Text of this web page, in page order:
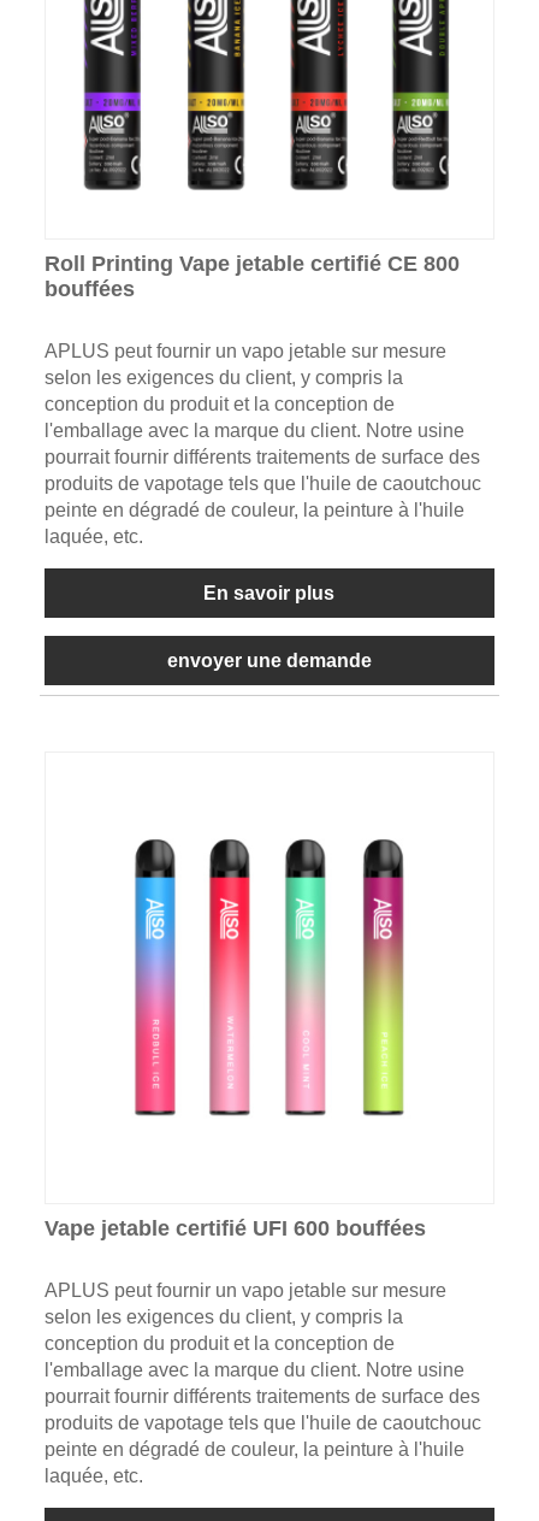
Roll Printing Vape jetable certifié CE 800
bouffées
APLUS peut fournir un vapo jetable sur mesure
selon les exigences du client, y compris la
conception du produit et la conception de
l'emballage avec la marque du client. Notre usine
pourrait fournir différents traitements de surface des
produits de vapotage tels que l'huile de caoutchouc
peinte en dégradé de couleur, la peinture à l'huile
laquée, etc.
En savoir plus
envoyer une demande
Vape jetable certifié UFI 600 bouffées
APLUS peut fournir un vapo jetable sur mesure
selon les exigences du client, y compris la
conception du produit et la conception de
l'emballage avec la marque du client. Notre usine
pourrait fournir différents traitements de surface des
produits de vapotage tels que l'huile de caoutchouc
peinte en dégradé de couleur, la peinture à l'huile
laquée, etc.